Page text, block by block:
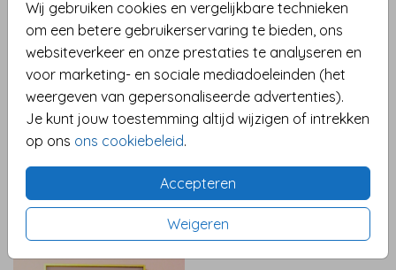
Wij gebruiken cookies en vergelijkbare technieken
om een betere gebruikerservaring te bieden, ons
websiteverkeer en onze prestaties te analyseren en
voor marketing- en sociale mediadoeleinden (het
weergeven van gepersonaliseerde advertenties).
Je kunt jouw toestemming altijd wijzigen of intrekken
op ons ons cookiebeleid.
Accepteren
Weigeren
LUXE POSTER | GOUDFOLIE